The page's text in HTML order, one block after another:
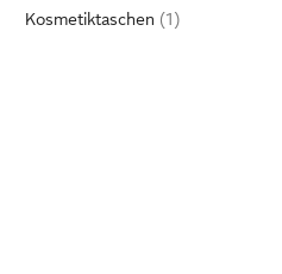
Kosmetiktaschen